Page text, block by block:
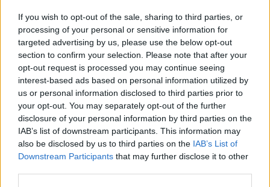
If you wish to opt-out of the sale, sharing to third parties, or
processing of your personal or sensitive information for
targeted advertising by us, please use the below opt-out
section to confirm your selection. Please note that after your
opt-out request is processed you may continue seeing
interest-based ads based on personal information utilized by
us or personal information disclosed to third parties prior to
your opt-out. You may separately opt-out of the further
disclosure of your personal information by third parties on the
IAB’s list of downstream participants. This information may
also be disclosed by us to third parties on the IAB’s List of
Downstream Participants that may further disclose it to other
4 mēneši /36.00 Eur
17 izdevumi / 2.12 Eur par izdevumu *
*Visas cenas portālā ManiZurnali.lv norādītas € ar PVN.
Žurnālu izdevumu skaits var atšķirties, kā to nosaka Lietošanas
noteikumi